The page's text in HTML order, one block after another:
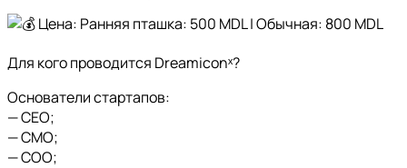
Цена: Ранняя пташка: 500 MDL | Обычная: 800 MDL
Для кого проводится Dreamiconˣ?
Основатели стартапов:
— CEO;
— CMO;
— COO;